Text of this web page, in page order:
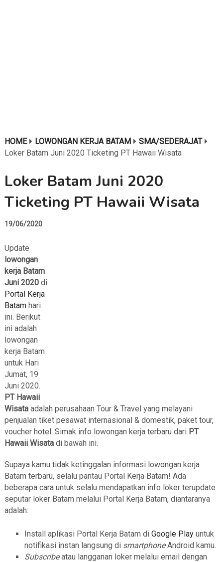
HOME LOWONGAN KERJA BATAM
SMA/SEDERAJAT
Loker Batam Juni 2020 Ticketing PT Hawaii Wisata
Loker Batam Juni 2020
Ticketing PT Hawaii Wisata
19/06/2020
Update
lowongan
kerja Batam
Juni 2020di
Portal Kerja
Batamhari
ini. Berikut
ini adalah
lowongan
kerja Batam
untuk Hari
Jumat, 19
Juni 2020.
PT Hawaii
Wisata adalah perusahaan Tour & Travel yang melayani
penjualan tiket pesawat internasional & domestik, paket tour,
voucher hotel. Simak info lowongan kerja terbaru dari PT
Hawaii Wisata di bawah ini.
Supaya kamu tidak ketinggalan informasi lowongan kerja
Batam terbaru, selalu pantau Portal Kerja Batam! Ada
beberapa cara untuk selalu mendapatkan info loker terupdate
seputar loker Batam melalui Portal Kerja Batam, diantaranya
adalah:
Install aplikasi Portal Kerja Batam di Google Playuntuk
notifikasi instan langsung di smartphoneAndroid kamu.
Subscribeatau langganan loker melalui email dengan